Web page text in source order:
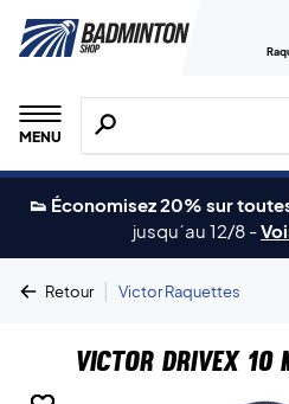
MENU
Recherche de
👟 Économisez 20% sur
jusqu´au 12/8 -
Retour | Victor Raquettes
Victor DriveX 10